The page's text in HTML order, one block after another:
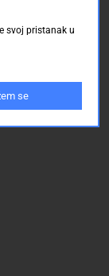
svoj pristanak u
se